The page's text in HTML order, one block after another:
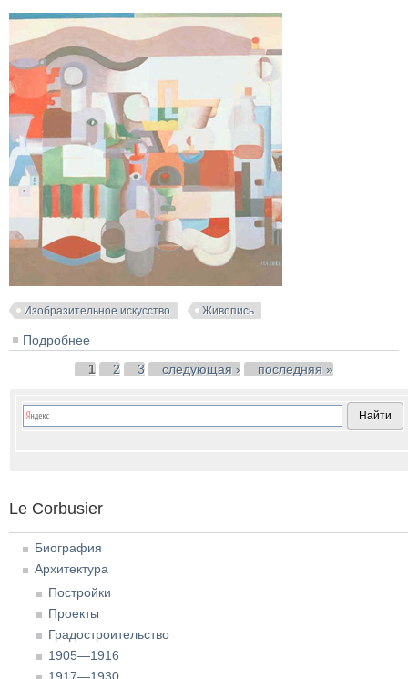
Изобразительное искусство Живопись
Подробнее
1 2 3 следующая › последняя »
Le Corbusier
Биография
Архитектура
Постройки
Проекты
Градостроительство
1905—1916